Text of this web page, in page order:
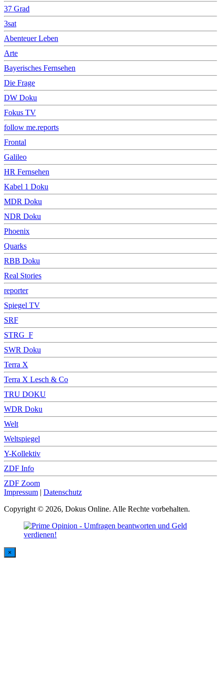
37 Grad
3sat
Abenteuer Leben
Arte
Bayerisches Fernsehen
Die Frage
DW Doku
Fokus TV
follow me.reports
Frontal
Galileo
HR Fernsehen
Kabel 1 Doku
MDR Doku
NDR Doku
Phoenix
Quarks
RBB Doku
Real Stories
reporter
Spiegel TV
SRF
STRG_F
SWR Doku
Terra X
Terra X Lesch & Co
TRU DOKU
WDR Doku
Welt
Weltspiegel
Y-Kollektiv
ZDF Info
ZDF Zoom
Impressum | Datenschutz
Copyright © 2026, Dokus Online. Alle Rechte vorbehalten.
×